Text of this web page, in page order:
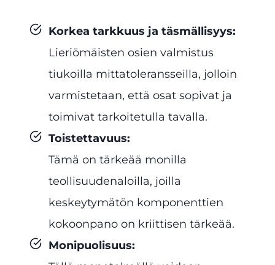
Korkea tarkkuus ja täsmällisyys:
Lieriömäisten osien valmistus
tiukoilla mittatoleransseilla, jolloin
varmistetaan, että osat sopivat ja
toimivat tarkoitetulla tavalla.
Toistettavuus:
Tämä on tärkeää monilla
teollisuudenaloilla, joilla
keskeytymätön komponenttien
kokoonpano on kriittisen tärkeää.
Monipuolisuus: